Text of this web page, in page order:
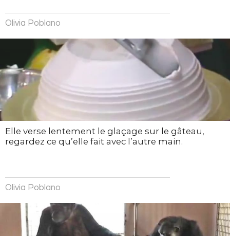
Olivia Poblano
Elle verse lentement le glaçage sur le gâteau,
regardez ce qu’elle fait avec l’autre main.
Olivia Poblano